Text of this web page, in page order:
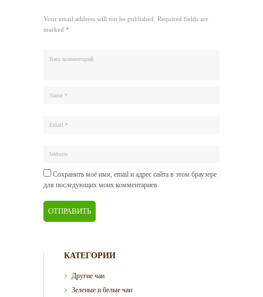
Your email address will not be published. Required fields are
marked *
Сохранить моё имя, email и адрес сайта в этом браузере
для последующих моих комментариев.
КАТЕГОРИИ
Другие чаи
Зеленые и белые чаи